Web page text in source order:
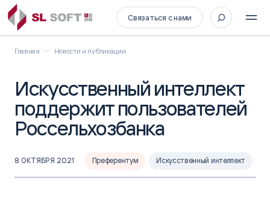
Связаться с нами
Главная Новости и публикации
Искусственный интеллект
поддержит пользователей
Россельхозбанка
8 ОКТЯБРЯ 2021 Преферентум Искусственный интеллект